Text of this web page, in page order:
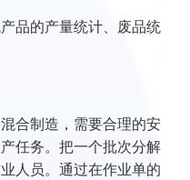
品的产量统计、废品统
合制造，需要合理的安
任务。把一个批次分解
人员。通过在作业单的